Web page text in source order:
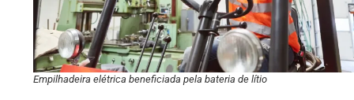
Empilhadeira elétrica beneficiada pela bateria de lítio